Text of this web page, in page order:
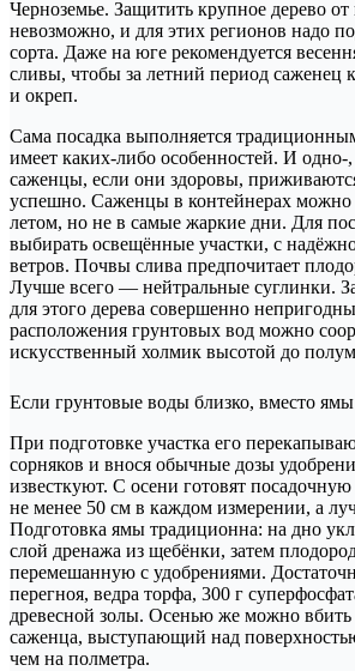
Черноземье. Защитить крупное дерево от
невозможно, и для этих регионов надо
сорта. Даже на юге рекомендуется
сливы, чтобы за летний период саженец
и окреп.
Сама посадка выполняется
имеет каких-либо особенностей. И одно-
саженцы, если они здоровы,
успешно. Саженцы в контейнерах можно
летом, но не в самые жаркие дни. Для
выбирать освещённые участки, с
ветров. Почвы слива предпочитает
Лучше всего — нейтральные суглинки.
для этого дерева совершенно
расположения грунтовых вод можно
искусственный холмик высотой до
Если грунтовые воды близко, вместо
При подготовке участка его
сорняков и внося обычные дозы
известкуют. С осени готовят
не менее 50 см в каждом измерении, а
Подготовка ямы традиционна: на дно
слой дренажа из щебёнки, затем
перемешанную с удобрениями.
перегноя, ведра торфа, 300 г
древесной золы. Осенью же можно вбить
саженца, выступающий над
чем на полметра.